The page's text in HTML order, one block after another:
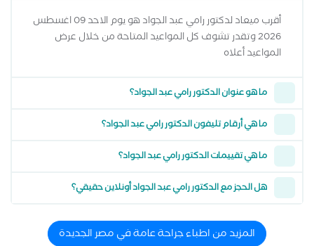
أقرب ميعاد لدكتور رامي عبد الجواد هو يوم الاحد 09 اغسطس
2026 وتقدر تشوف كل المواعيد المتاحة من خلال عرض
المواعيد أعلاه
ما هو عنوان الدكتور رامي عبد الجواد؟
ما هي أرقام تليفون الدكتور رامي عبد الجواد؟
ما هي تقييمات الدكتور رامي عبد الجواد؟
هل الحجز مع الدكتور رامي عبد الجواد أونلاين حقيقي؟
المزيد من اطباء جراحة عامة في مصر الجديدة